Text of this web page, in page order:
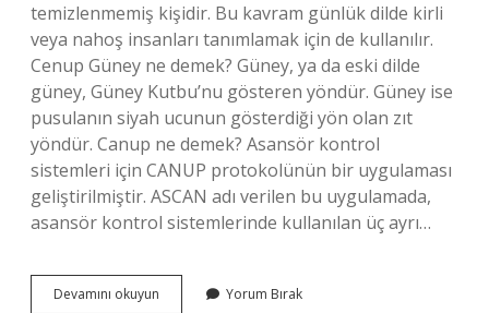
temizlenmemiş kişidir. Bu kavram günlük dilde kirli
veya nahoş insanları tanımlamak için de kullanılır.
Cenup Güney ne demek? Güney, ya da eski dilde
güney, Güney Kutbu’nu gösteren yöndür. Güney ise
pusulanın siyah ucunun gösterdiği yön olan zıt
yöndür. Canup ne demek? Asansör kontrol
sistemleri için CANUP protokolünün bir uygulaması
geliştirilmiştir. ASCAN adı verilen bu uygulamada,
asansör kontrol sistemlerinde kullanılan üç ayrı…
Devamını okuyun Yorum Bırak